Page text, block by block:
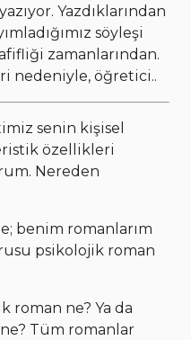
Yazdıklarından
söyleşi
zamanlarından.
nedeniyle, öğretici..
senin kişisel
özellikleri
Nereden
benim romanlarım
psikolojik roman
roman ne? Ya da
Tüm romanlar